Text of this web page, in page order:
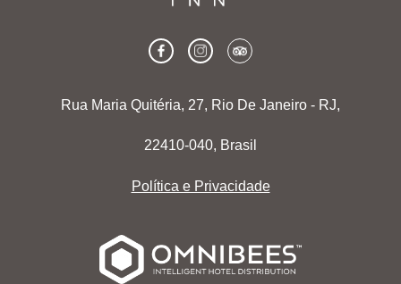
Rua Maria Quitéria, 27, Rio De Janeiro - RJ,
22410-040, Brasil
Política e Privacidade